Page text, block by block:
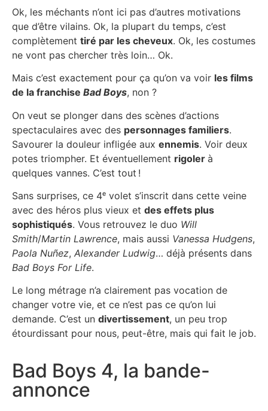
Ok, les méchants n’ont ici pas d’autres motivations
que d’être vilains. Ok, la plupart du temps, c’est
complètement tiré par les cheveux. Ok, les costumes
ne vont pas chercher très loin… Ok.
Mais c’est exactement pour ça qu’on va voir les films
de la franchise Bad Boys, non ?
On veut se plonger dans des scènes d’actions
spectaculaires avec des personnages familiers.
Savourer la douleur infligée aux ennemis. Voir deux
potes triompher. Et éventuellement rigoler à
quelques vannes. C’est tout !
Sans surprises, ce 4ᵉ volet s’inscrit dans cette veine
avec des héros plus vieux et des effets plus
sophistiqués. Vous retrouvez le duo Will
Smith/Martin Lawrence, mais aussi Vanessa Hudgens,
Paola Nuñez, Alexander Ludwig… déjà présents dans
Bad Boys For Life.
Le long métrage n’a clairement pas vocation de
changer votre vie, et ce n’est pas ce qu’on lui
demande. C’est un divertissement, un peu trop
étourdissant pour nous, peut-être, mais qui fait le job.
Bad Boys 4, la bande-
annonce